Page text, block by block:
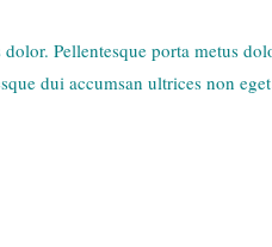
Pellentesque porta metus
dui accumsan ultrices non